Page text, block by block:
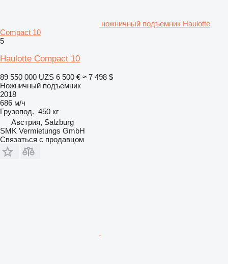
ножничный подъемник Haulotte
Compact 10
5
Haulotte Compact 10
89 550 000 UZS 6 500 € ≈ 7 498 $
Ножничный подъемник
2018
686 м/ч
Грузопод. 450 кг
Австрия, Salzburg
SMK Vermietungs GmbH
Связаться с продавцом